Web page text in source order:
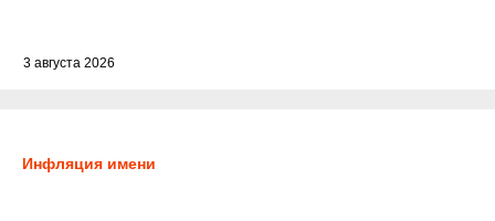
3 августа 2026
Инфляция имени